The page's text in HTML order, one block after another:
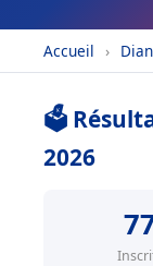
Accueil ›
🗳️
2026